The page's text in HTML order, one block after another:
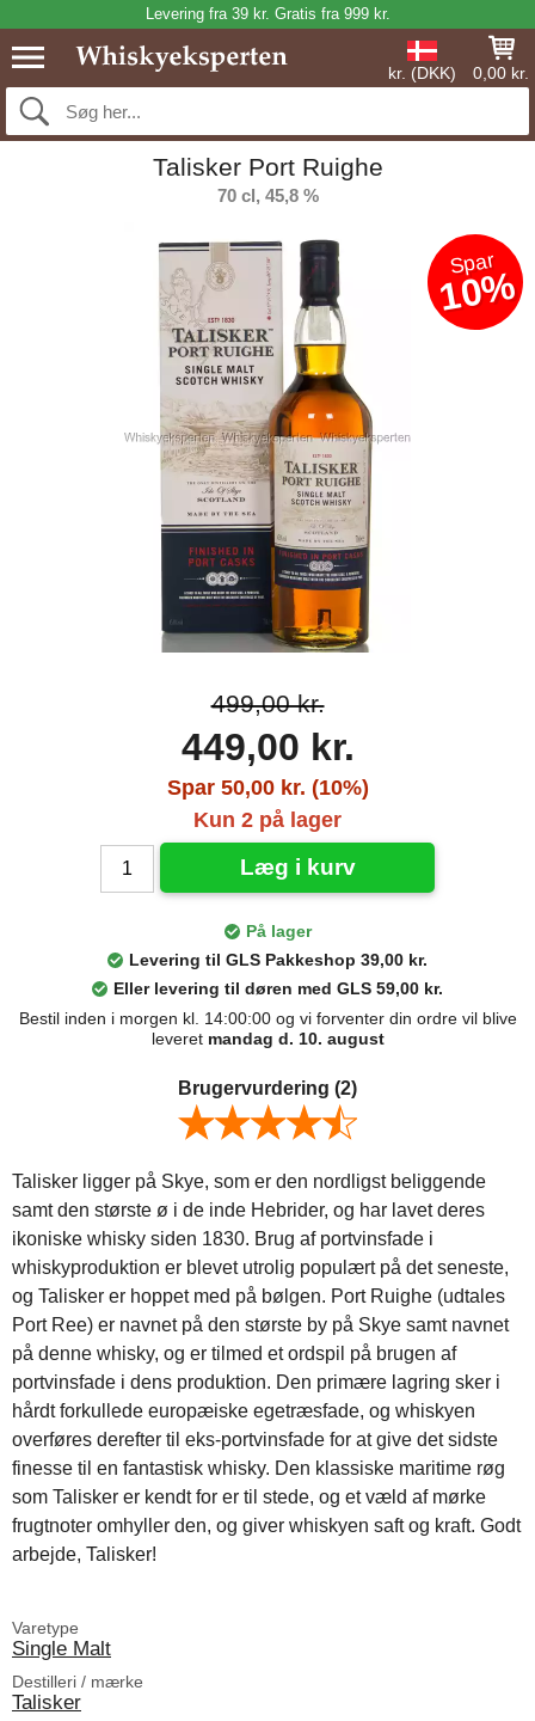
Levering fra 39 kr. Gratis fra 999 kr.
kr. (DKK) 0,00 kr.
Talisker Port Ruighe
70 cl, 45,8 %
Spar
10%
499,00 kr.
449,00 kr.
Spar 50,00 kr. (10%)
Kun 2 på lager
Læg i kurv
På lager
Levering til GLS Pakkeshop 39,00 kr.
Eller levering til døren med GLS 59,00 kr.
Bestil inden i morgen kl. 14:00:00 og vi forventer din ordre vil blive
leveret mandag d. 10. august
Brugervurdering (2)
Talisker ligger på Skye, som er den nordligst beliggende
samt den største ø i de inde Hebrider, og har lavet deres
ikoniske whisky siden 1830. Brug af portvinsfade i
whiskyproduktion er blevet utrolig populært på det seneste,
og Talisker er hoppet med på bølgen. Port Ruighe (udtales
Port Ree) er navnet på den største by på Skye samt navnet
på denne whisky, og er tilmed et ordspil på brugen af
portvinsfade i dens produktion. Den primære lagring sker i
hårdt forkullede europæiske egetræsfade, og whiskyen
overføres derefter til eks-portvinsfade for at give det sidste
finesse til en fantastisk whisky. Den klassiske maritime røg
som Talisker er kendt for er til stede, og et væld af mørke
frugtnoter omhyller den, og giver whiskyen saft og kraft. Godt
arbejde, Talisker!
Varetype
Single Malt
Destilleri / mærke
Talisker